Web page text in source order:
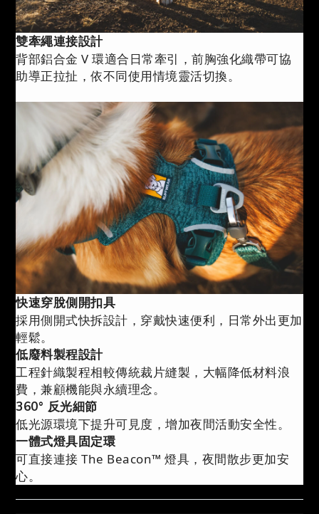
雙牽繩連接設計
背部鋁合金 V 環適合日常牽引，前胸強化織帶可協
助導正拉扯，依不同使用情境靈活切換。
快速穿脫側開扣具
採用側開式快拆設計，穿戴快速便利，日常外出更加
輕鬆。
低廢料製程設計
工程針織製程相較傳統裁片縫製，大幅降低材料浪
費，兼顧機能與永續理念。
360° 反光細節
低光源環境下提升可見度，增加夜間活動安全性。
一體式燈具固定環
可直接連接 The Beacon™ 燈具，夜間散步更加安
心。